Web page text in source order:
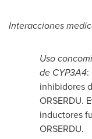
Interacciones
Uso
de CYP3A4:
inhibidores
ORSERDU.
inductores
ORSERDU.